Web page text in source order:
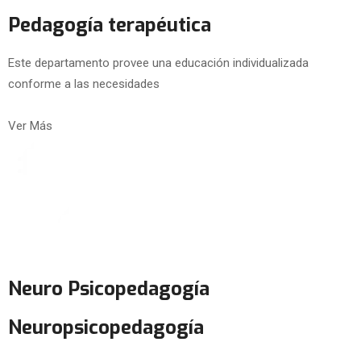
Pedagogía terapéutica
Este departamento provee una educación individualizada
conforme a las necesidades
Ver Más
Neuro Psicopedagogía
Neuropsicopedagogía